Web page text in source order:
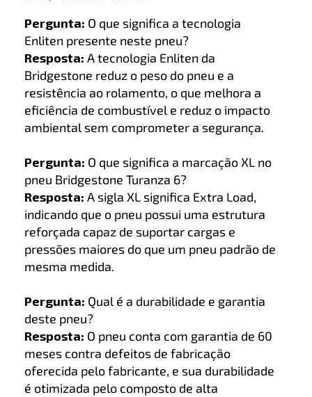
Pergunta: O que significa a tecnologia
Enliten presente neste pneu?
Resposta: A tecnologia Enliten da
Bridgestone reduz o peso do pneu e a
resistência ao rolamento, o que melhora a
eficiência de combustível e reduz o impacto
ambiental sem comprometer a segurança.
Pergunta: O que significa a marcação XL no
pneu Bridgestone Turanza 6?
Resposta: A sigla XL significa Extra Load,
indicando que o pneu possui uma estrutura
reforçada capaz de suportar cargas e
pressões maiores do que um pneu padrão de
mesma medida.
Pergunta: Qual é a durabilidade e garantia
deste pneu?
Resposta: O pneu conta com garantia de 60
meses contra defeitos de fabricação
oferecida pelo fabricante, e sua durabilidade
é otimizada pelo composto de alta